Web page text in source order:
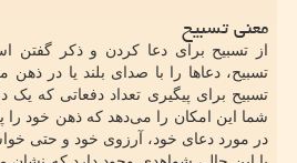
معنی تسبیح
از تسبیح برای دعا کردن و ذکر گفتن
تسبیح، دعاها را با صدای بلند یا در ذهن
تسبیح برای پیگیری تعداد دفعاتی که یک
شما این امکان را می‌دهد که ذهن خود را
در مورد دعای خود، آرزوی خود و حتی